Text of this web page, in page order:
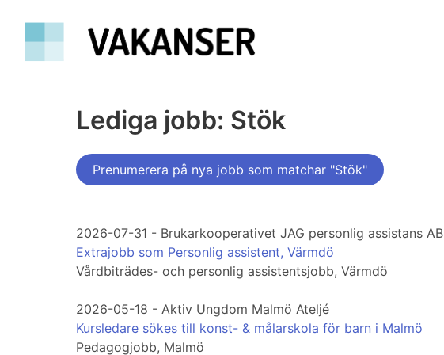
Lediga jobb: Stök
Prenumerera på nya jobb som matchar "Stök"
2026-07-31 - Brukarkooperativet JAG personlig assistans AB
Extrajobb som Personlig assistent, Värmdö
Vårdbiträdes- och personlig assistentsjobb, Värmdö
2026-05-18 - Aktiv Ungdom Malmö Ateljé
Kursledare sökes till konst- & målarskola för barn i Malmö
Pedagogjobb, Malmö